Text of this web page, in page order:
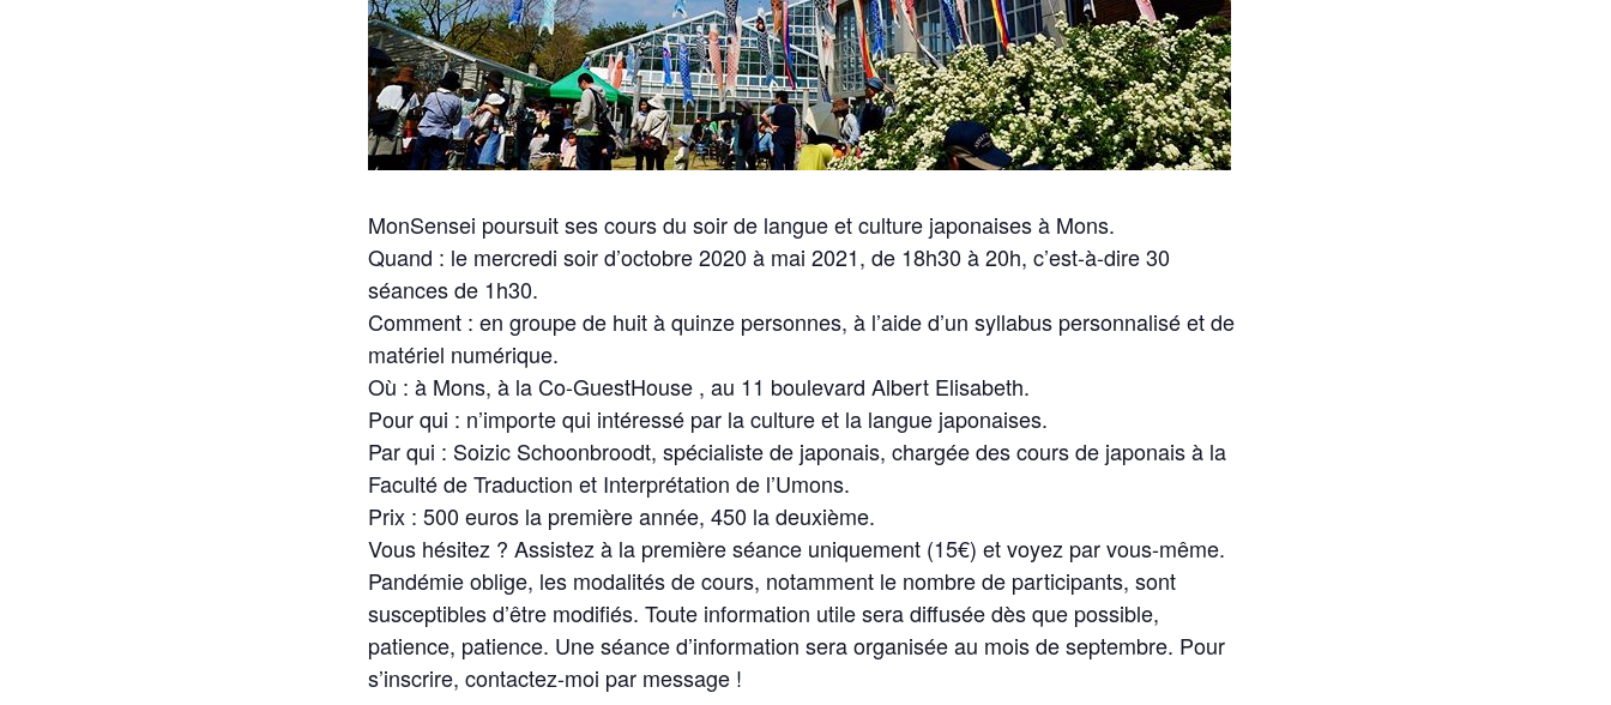
MonSensei poursuit ses cours du soir de langue et culture japonaises à Mons.
Quand : le mercredi soir d’octobre 2020 à mai 2021, de 18h30 à 20h, c’est-à-dire 30
séances de 1h30.
Comment : en groupe de huit à quinze personnes, à l’aide d’un syllabus personnalisé et de
matériel numérique.
Où : à Mons, à la Co-GuestHouse , au 11 boulevard Albert Elisabeth.
Pour qui : n’importe qui intéressé par la culture et la langue japonaises.
Par qui : Soizic Schoonbroodt, spécialiste de japonais, chargée des cours de japonais à la
Faculté de Traduction et Interprétation de l’Umons.
Prix : 500 euros la première année, 450 la deuxième.
Vous hésitez ? Assistez à la première séance uniquement (15€) et voyez par vous-même.
Pandémie oblige, les modalités de cours, notamment le nombre de participants, sont
susceptibles d’être modifiés. Toute information utile sera diffusée dès que possible,
patience, patience. Une séance d’information sera organisée au mois de septembre. Pour
s’inscrire, contactez-moi par message !